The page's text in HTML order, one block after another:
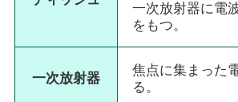
一次放射器に電
をもつ。
一次放射器
焦点に集まった
る。